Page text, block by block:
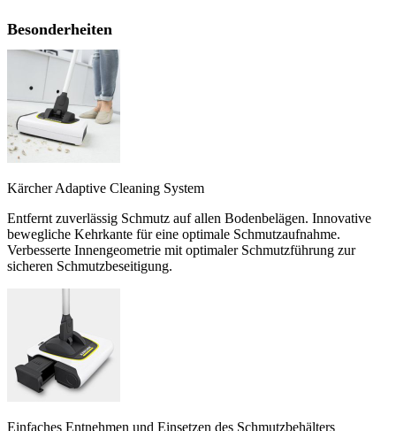
Besonderheiten
Kärcher Adaptive Cleaning System
Entfernt zuverlässig Schmutz auf allen Bodenbelägen. Innovative
bewegliche Kehrkante für eine optimale Schmutzaufnahme.
Verbesserte Innengeometrie mit optimaler Schmutzführung zur
sicheren Schmutzbeseitigung.
Einfaches Entnehmen und Einsetzen des Schmutzbehälters